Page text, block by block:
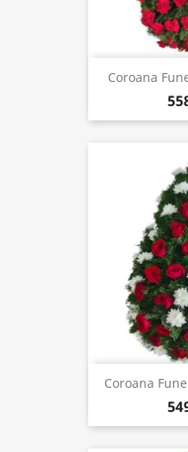
Coroana
Coroana